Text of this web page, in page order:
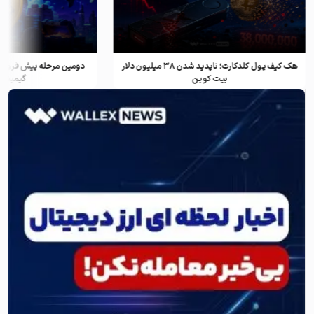
هک کیف پول کلدکارت؛ ناپدید شدن ۳۸ میلیون دلار
بیت کوین
دومین مرحله پیش